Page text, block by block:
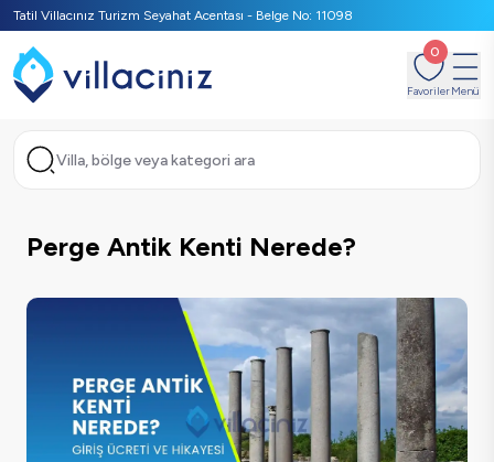
Tatil Villacınız Turizm Seyahat Acentası - Belge No: 11098
0
FavorilerMenü
Villa, bölge veya kategori ara
Perge Antik Kenti Nerede?